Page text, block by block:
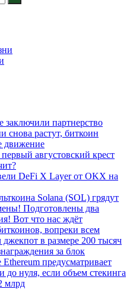
заключили партнерство
снова растут, биткоин
движение
августовский крест
DeFi X Layer от OKX на
Solana (SOL) грядут
Подготовлены два
Вот что нас ждёт
вопреки всем
в размере 200 тысяч
за блок
предусматривает
до нуля, если объем стекинга
млрд